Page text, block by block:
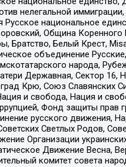
нелегальной
национальное
Община Коренного
Братство, Белый Крест,
объединение
народа,
Державная, Сектор 16,
Крю, Союз Славянских
и свобода, Нация и
Фонд защиты прав
русского движения,
Светлых Родов,
Организации
Движение Весна,
комитет совета